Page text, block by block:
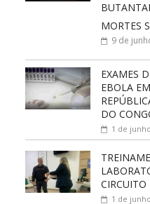
MORTES
9 de
EXAMES
EBOLA
DO
1 de
CIRCUITO
1 de